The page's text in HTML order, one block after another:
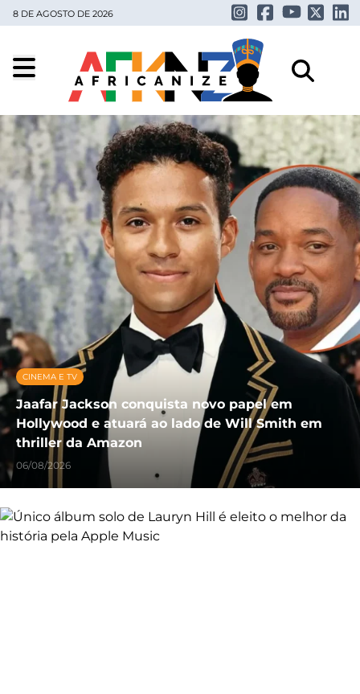
8 DE AGOSTO DE 2026
CINEMA E TV
Jaafar Jackson conquista novo papel em
Hollywood e atuará ao lado de Will Smith em
thriller da Amazon
06/08/2026